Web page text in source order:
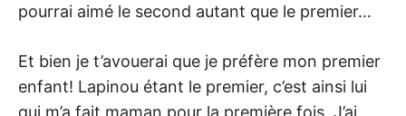
pourrai aimé le second autant que le premier…
Et bien je t’avouerai que je préfère mon premier
enfant! Lapinou étant le premier, c’est ainsi lui
qui m’a fait maman pour la première fois. J’ai